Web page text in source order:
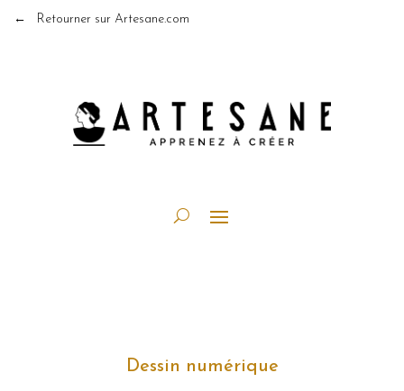
← Retourner sur Artesane.com
Dessin numérique